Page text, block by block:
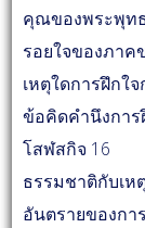
คุณของพระพุท
รอยใจของภาค
เหตุใดการฝึกใ
ข้อคิดคำนึงการ
โสฬสกิจ 16
ธรรมชาติกับเห
อันตรายของกา